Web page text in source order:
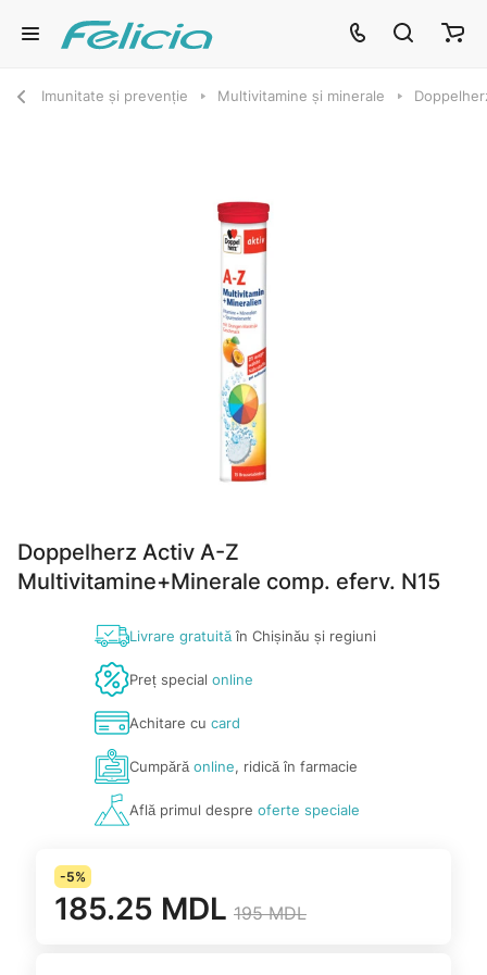
Imunitate și prevenție Multivitamine și minerale
Doppelherz Activ A-Z
Multivitamine+Minerale comp. eferv. N15
Livrare gratuităîn Chișinău și regiuni
Preț special online
Achitare cu card
Cumpărăonline, ridică în farmacie
Află primul despre oferte speciale
-5%
185.25 MDL 195 MDL